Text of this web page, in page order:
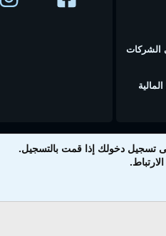
الشركات
تسجيل دخولك إذا قمت بالتسجيل.